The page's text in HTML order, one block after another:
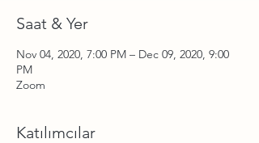
Saat & Yer
Nov 04, 2020, 7:00 PM – Dec 09, 2020, 9:00
PM
Zoom
Katılımcılar